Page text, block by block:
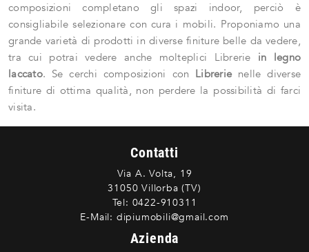
composizioni completano gli spazi indoor, perciò è
consigliabile selezionare con cura i mobili. Proponiamo una
grande varietà di prodotti in diverse finiture belle da vedere,
tra cui potrai vedere anche molteplici Librerie in legno
laccato. Se cerchi composizioni con Librerienelle diverse
finiture di ottima qualità, non perdere la possibilità di farci
visita.
Contatti
Via A. Volta, 19
31050 Villorba (TV)
Tel: 0422-910311
E-Mail: dipiumobili@gmail.com
Azienda